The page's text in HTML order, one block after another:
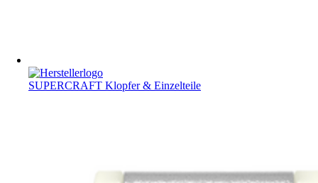
SUPERCRAFT Klopfer & Einzelteile